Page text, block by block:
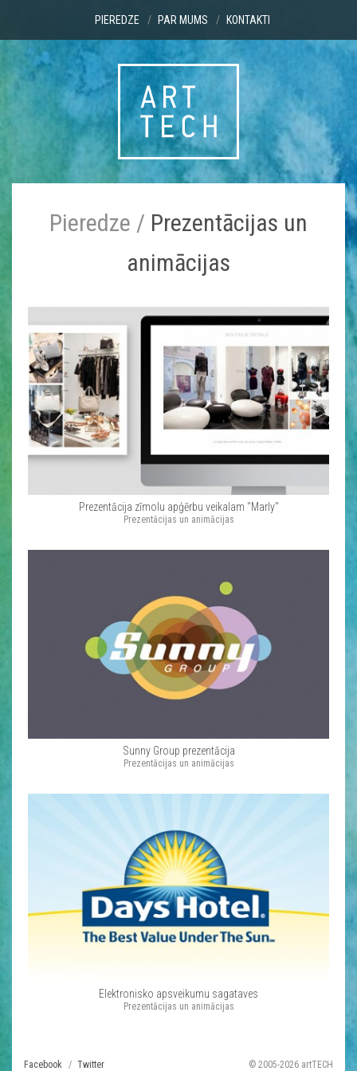
PIEREDZE PAR MUMS KONTAKTI
Pieredze / Prezentācijas un
animācijas
Prezentācija zīmolu apģērbu veikalam "Marly"
Prezentācijas un animācijas
Sunny Group prezentācija
Prezentācijas un animācijas
Elektronisko apsveikumu sagataves
Prezentācijas un animācijas
© 2005-2026 artTECH
Facebook Twitter